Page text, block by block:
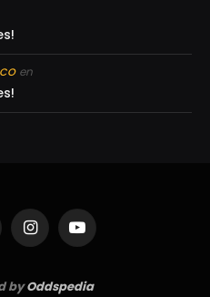
en
InstagramYouTube
byOddspedia